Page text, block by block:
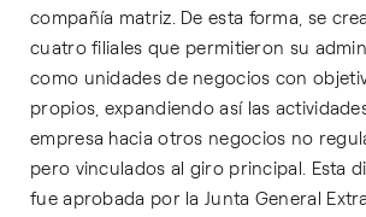
compañía matriz. De esta forma, se
cuatro filiales que permitieron su
como unidades de negocios con
propios, expandiendo así las
empresa hacia otros negocios no
pero vinculados al giro principal. Esta
fue aprobada por la Junta General